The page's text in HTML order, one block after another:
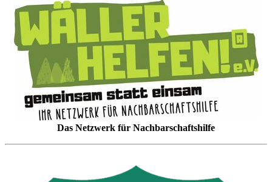
Das Netzwerk für Nachbarschaftshilfe